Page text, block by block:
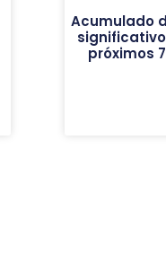
Acumulado
próximos